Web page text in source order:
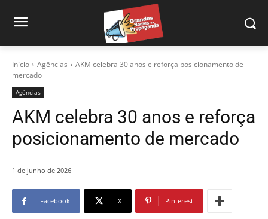
Início Agências
AKM celebra 30 anos e reforça posicionamento de
mercado
Agências
AKM celebra 30 anos e reforça
posicionamento de mercado
1 de junho de 2026
Facebook X Pinterest